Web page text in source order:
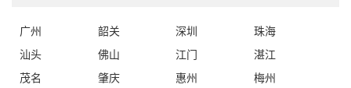
广州 韶关 深圳
珠海
汕头
佛山 江门
湛江
茂名
肇庆 惠州
梅州